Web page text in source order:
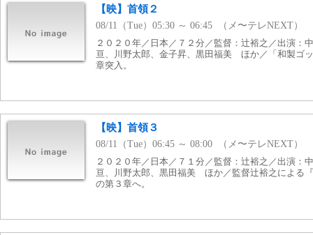
【映】首領２
08/11（Tue）05:30 ～ 06:45 （メ〜テレNEXT）
２０２０年／日本／７２分／監督：辻裕之／出演：
亘、川野太郎、金子昇、黒田福美 ほか／「和製ゴ
章突入。
【映】首領３
08/11（Tue）06:45 ～ 08:00 （メ〜テレNEXT）
２０２０年／日本／７１分／監督：辻裕之／出演：
亘、川野太郎、黒田福美 ほか／監督辻裕之による
の第３章へ。